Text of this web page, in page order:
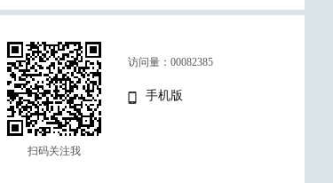
扫码关注我
访问量： 00082385
手机版